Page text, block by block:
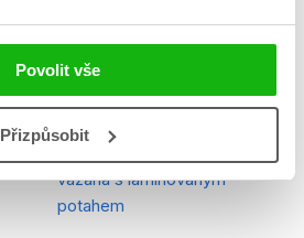
Povolit vše
Přizpůsobit
9788025261941
3
Kniha
vázaná s laminovaným
potahem